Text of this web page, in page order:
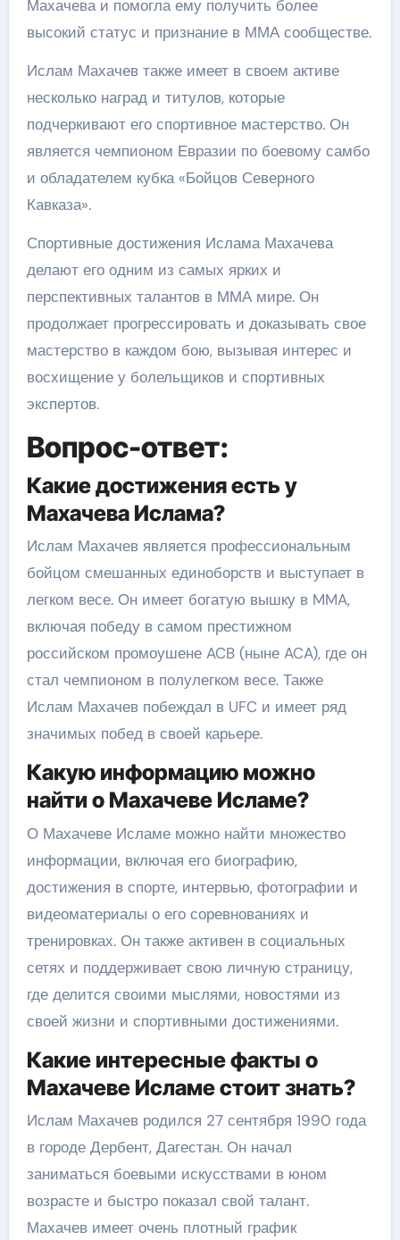
Махачева и помогла ему получить более
высокий статус и признание в ММА сообществе.
Ислам Махачев также имеет в своем активе
несколько наград и титулов, которые
подчеркивают его спортивное мастерство. Он
является чемпионом Евразии по боевому самбо
и обладателем кубка «Бойцов Северного
Кавказа».
Спортивные достижения Ислама Махачева
делают его одним из самых ярких и
перспективных талантов в ММА мире. Он
продолжает прогрессировать и доказывать свое
мастерство в каждом бою, вызывая интерес и
восхищение у болельщиков и спортивных
экспертов.
Вопрос-ответ:
Какие достижения есть у
Махачева Ислама?
Ислам Махачев является профессиональным
бойцом смешанных единоборств и выступает в
легком весе. Он имеет богатую вышку в MMA,
включая победу в самом престижном
российском промоушене ACB (ныне ACA), где он
стал чемпионом в полулегком весе. Также
Ислам Махачев побеждал в UFC и имеет ряд
значимых побед в своей карьере.
Какую информацию можно
найти о Махачеве Исламе?
О Махачеве Исламе можно найти множество
информации, включая его биографию,
достижения в спорте, интервью, фотографии и
видеоматериалы о его соревнованиях и
тренировках. Он также активен в социальных
сетях и поддерживает свою личную страницу,
где делится своими мыслями, новостями из
своей жизни и спортивными достижениями.
Какие интересные факты о
Махачеве Исламе стоит знать?
Ислам Махачев родился 27 сентября 1990 года
в городе Дербент, Дагестан. Он начал
заниматься боевыми искусствами в юном
возрасте и быстро показал свой талант.
Махачев имеет очень плотный график